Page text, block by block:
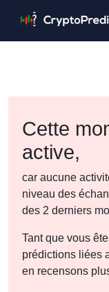
Cette
active,
car aucune
niveau des
des 2 derniers
Tant que vous
prédictions liées
en recensons